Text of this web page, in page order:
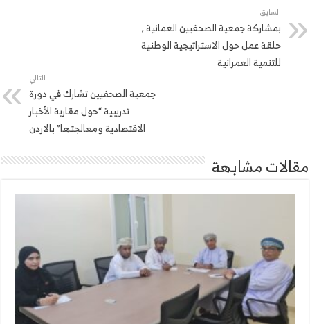
السابق
بمشاركة جمعية الصحفيين العمانية ,
حلقة عمل حول الاستراتيجية الوطنية
للتنمية العمرانية
التالي
جمعية الصحفيين تشارك في دورة
تدريبية “حول مقاربة الأخبار
الاقتصادية ومعالجتها” بالاردن
مقالات مشابهة